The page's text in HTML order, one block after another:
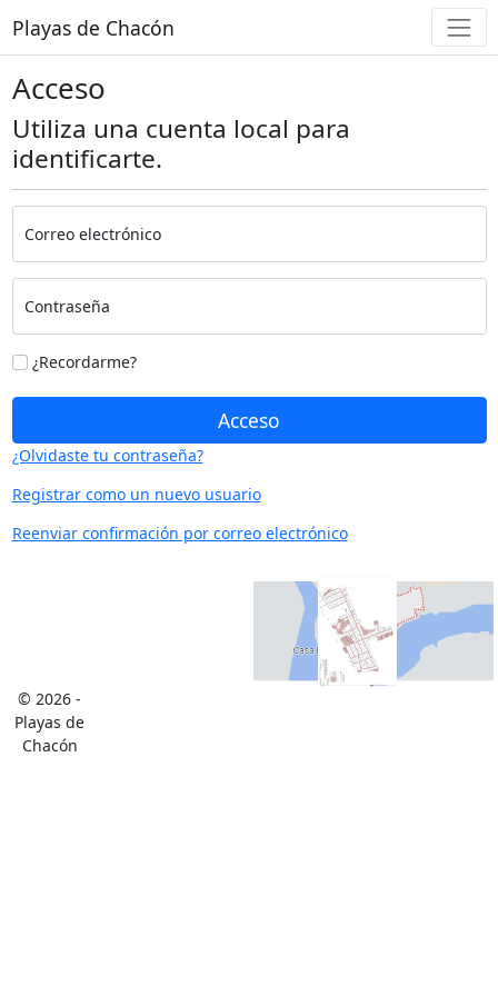
Playas de Chacón
Acceso
Utiliza una cuenta local para
identificarte.
Correo electrónico
Contraseña
¿Recordarme?
Acceso
¿Olvidaste tu contraseña?
Registrar como un nuevo usuario
Reenviar confirmación por correo electrónico
© 2026 -
Playas de
Chacón